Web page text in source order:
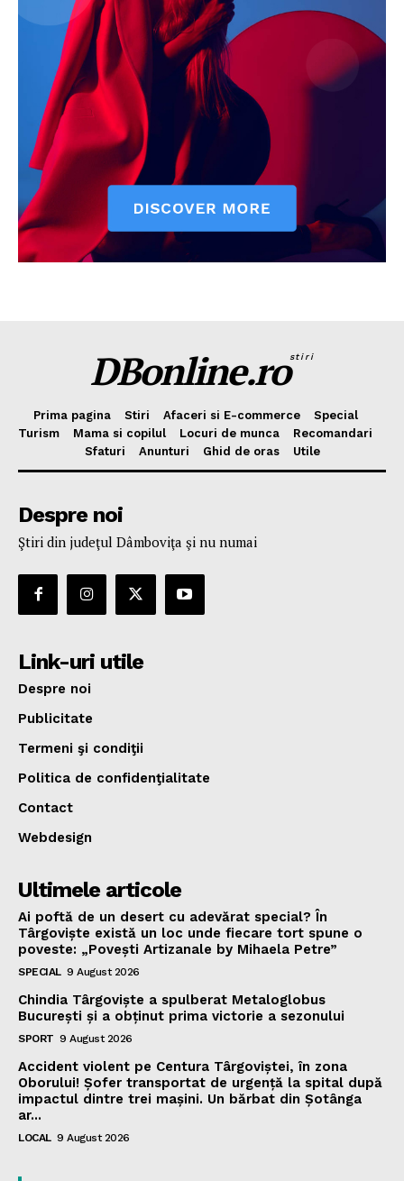
DBonline.rostiri
Prima pagina Stiri Afaceri si E-commerce
Special
Turism
Mama si copilul Locuri de munca
Recomandari
Sfaturi
Anunturi Ghid de oras Utile
Despre noi
Ştiri din judeţul Dâmboviţa şi nu numai
Link-uri utile
Despre noi
Publicitate
Termeni şi condiţii
Politica de confidenţialitate
Contact
Webdesign
Ultimele articole
Ai poftă de un desert cu adevărat special? În
Târgoviște există un loc unde fiecare tort spune o
poveste: „Povești Artizanale by Mihaela Petre”
SPECIAL 9 August 2026
Chindia Târgoviște a spulberat Metaloglobus
București și a obținut prima victorie a sezonului
SPORT 9 August 2026
Accident violent pe Centura Târgoviștei, în zona
Oborului! Șofer transportat de urgență la spital după
impactul dintre trei mașini. Un bărbat din Șotânga
ar...
LOCAL 9 August 2026